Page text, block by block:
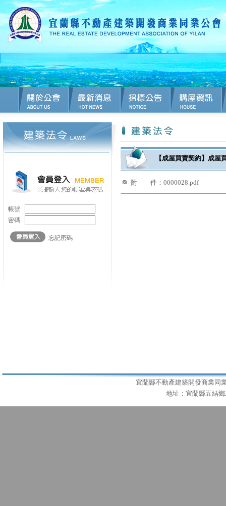
帳號
密碼
忘記密碼
【成屋買賣契約】成屋買賣
附 件： 0000028.pdf
宜蘭縣不動產建築開發商業同
地址：宜蘭縣五結